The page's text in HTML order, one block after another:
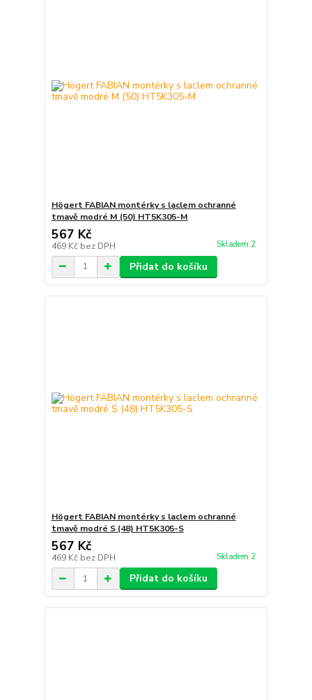
Högert FABIAN montérky s laclem ochranné
tmavě modré M (50) HT5K305-M
567 Kč
469 Kč bez DPH Skladem 2
Přidat do košíku
Högert FABIAN montérky s laclem ochranné
tmavě modré S (48) HT5K305-S
567 Kč
469 Kč bez DPH Skladem 2
Přidat do košíku